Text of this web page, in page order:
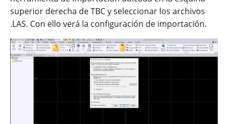
superior derecha de TBC y seleccionar los archivos
.LAS. Con ello verá la configuración de importación.